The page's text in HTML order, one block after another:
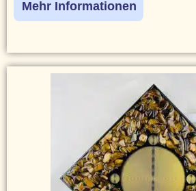
Mehr Informationen